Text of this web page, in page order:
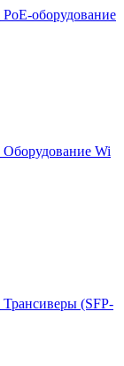
PoE-оборудование
Оборудование Wi
Трансиверы (SFP-